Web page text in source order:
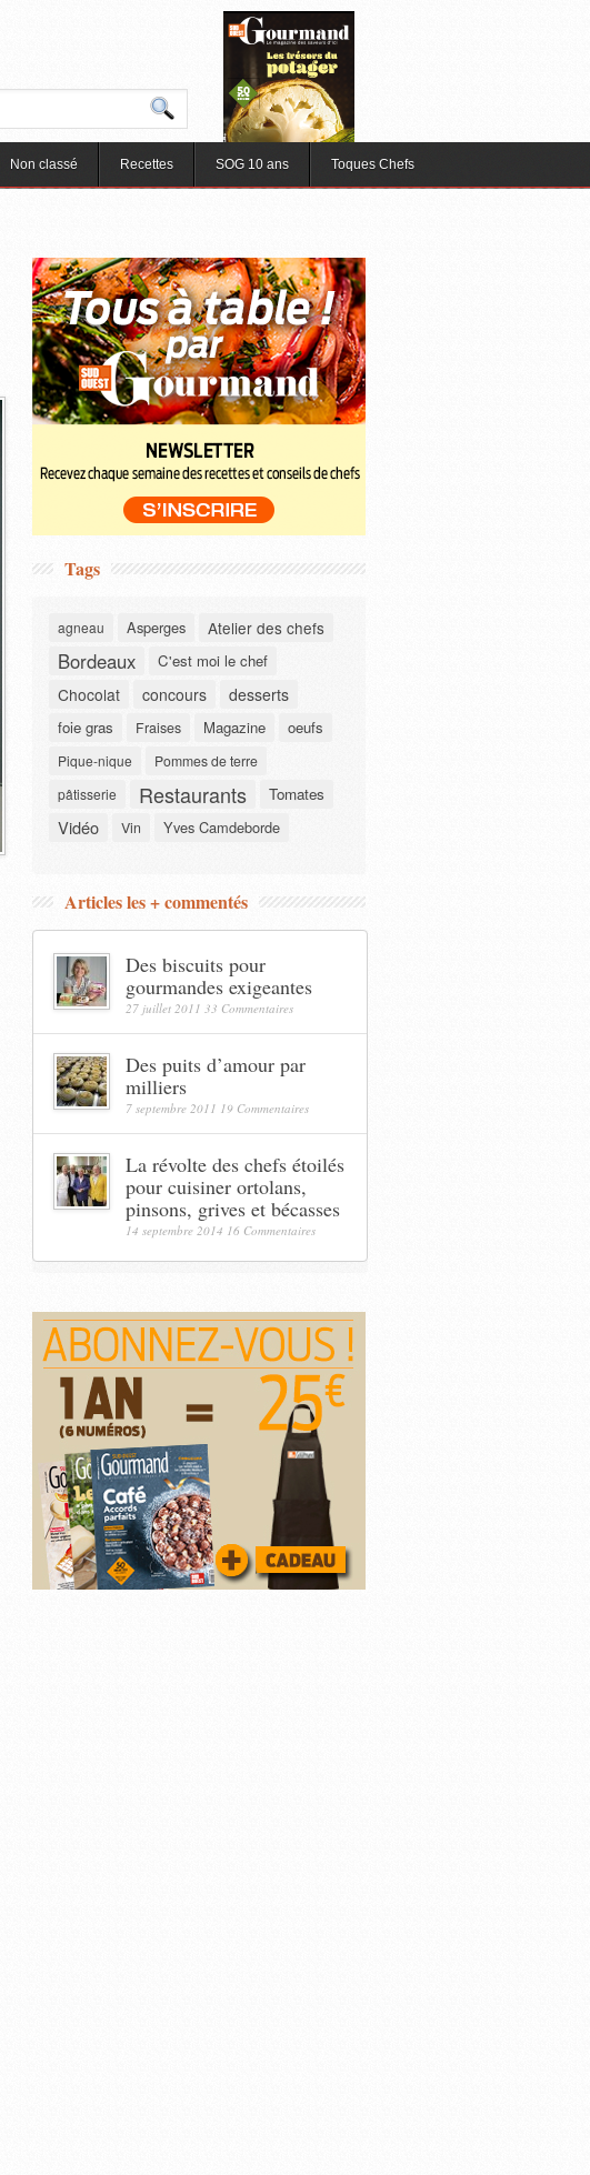
Non classé Recettes SOG 10 ans Toques Chefs
Tags
agneau Asperges Atelier des chefs
Bordeaux C'est moi le chef
Chocolat concours desserts
foie gras Fraises Magazine oeufs
Pique-nique
Pommes de terre
pâtisserie
Restaurants Tomates
Vidéo Vin Yves Camdeborde
Articles les + commentés
Des biscuits pour
gourmandes exigeantes
27 juillet 2011 33 Commentaires
Des puits d’amour par
milliers
7 septembre 2011 19 Commentaires
La révolte des chefs étoilés
pour cuisiner ortolans,
pinsons, grives et bécasses
14 septembre 2014 16 Commentaires